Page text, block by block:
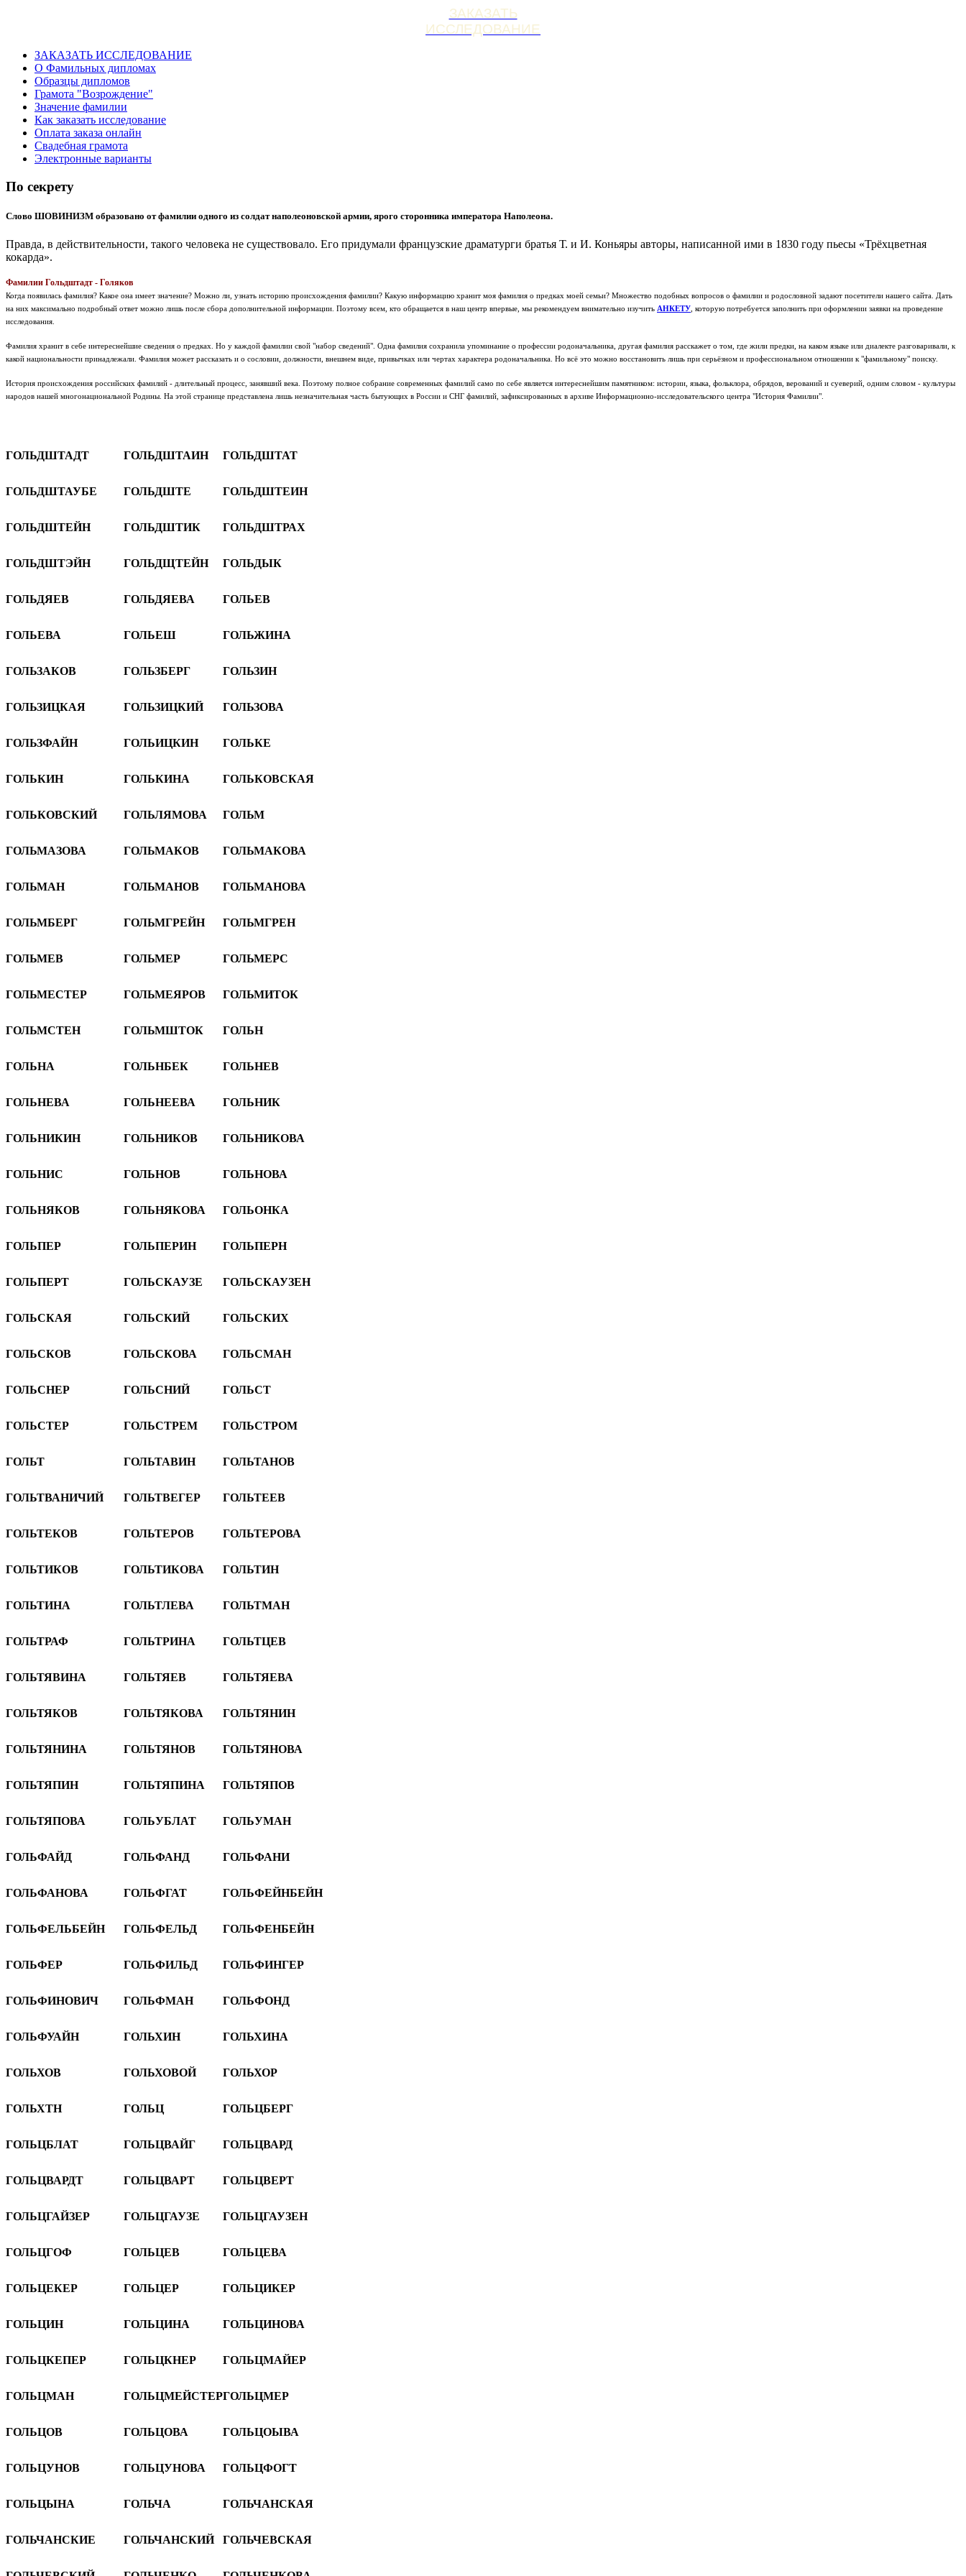
ЗАКАЗАТЬ
ИССЛЕДОВАНИЕ
ЗАКАЗАТЬ ИССЛЕДОВАНИЕ
О Фамильных дипломах
Образцы дипломов
Грамота "Возрождение"
Значение фамилии
Как заказать исследование
Оплата заказа онлайн
Свадебная грамота
Электронные варианты
По секрету
Слово ШОВИНИЗМ образовано от фамилии одного из солдат наполеоновской армии, ярого сторонника императора Наполеона.
Правда, в действительности, такого человека не существовало. Его придумали французские драматурги братья Т. и И. Коньяры авторы, написанной ими в 1830 году пьесы «Трёхцветная
кокарда».
Фамилии Гольдштадт - Голяков
Когда появилась фамилия? Какое она имеет значение? Можно ли, узнать историю происхождения фамилии? Какую информацию хранит моя фамилия о предках моей семьи? Множество подобных вопросов о фамилии и родословной задают посетители нашего сайта. Дать
на них максимально подробный ответ можно лишь после сбора дополнительной информации. Поэтому всем, кто обращается в наш центр впервые, мы рекомендуем внимательно изучить АНКЕТУ , которую потребуется заполнить при оформлении заявки на проведение
исследования.
Фамилия хранит в себе интереснейшие сведения о предках. Но у каждой фамилии свой "набор сведений". Одна фамилия сохранила упоминание о профессии родоначальника, другая фамилия расскажет о том, где жили предки, на каком языке или диалекте разговаривали, к
какой национальности принадлежали. Фамилия может рассказать и о сословии, должности, внешнем виде, привычках или чертах характера родоначальника. Но всё это можно восстановить лишь при серьёзном и профессиональном отношении к "фамильному" поиску.
История происхождения российских фамилий - длительный процесс, занявший века. Поэтому полное собрание современных фамилий само по себе является интереснейшим памятником: истории, языка, фольклора, обрядов, верований и суеверий, одним словом - культуры
народов нашей многонациональной Родины. На этой странице представлена лишь незначительная часть бытующих в России и СНГ фамилий, зафиксированных в архиве Информационно-исследовательского центра "История Фамилии".
ГОЛЬДШТАДТ ГОЛЬДШТАИН ГОЛЬДШТАТ
ГОЛЬДШТАУБЕ ГОЛЬДШТЕ ГОЛЬДШТЕИН
ГОЛЬДШТЕЙН ГОЛЬДШТИК ГОЛЬДШТРАХ
ГОЛЬДШТЭЙН ГОЛЬДЩТЕЙН ГОЛЬДЫК
ГОЛЬДЯЕВ ГОЛЬДЯЕВА ГОЛЬЕВ
ГОЛЬЕВА ГОЛЬЕШ ГОЛЬЖИНА
ГОЛЬЗАКОВ ГОЛЬЗБЕРГ ГОЛЬЗИН
ГОЛЬЗИЦКАЯ ГОЛЬЗИЦКИЙ ГОЛЬЗОВА
ГОЛЬЗФАЙН ГОЛЬИЦКИН ГОЛЬКЕ
ГОЛЬКИН ГОЛЬКИНА ГОЛЬКОВСКАЯ
ГОЛЬКОВСКИЙ ГОЛЬЛЯМОВА ГОЛЬМ
ГОЛЬМАЗОВА ГОЛЬМАКОВ ГОЛЬМАКОВА
ГОЛЬМАН ГОЛЬМАНОВ ГОЛЬМАНОВА
ГОЛЬМБЕРГ ГОЛЬМГРЕЙН ГОЛЬМГРЕН
ГОЛЬМЕВ ГОЛЬМЕР ГОЛЬМЕРС
ГОЛЬМЕСТЕР ГОЛЬМЕЯРОВ ГОЛЬМИТОК
ГОЛЬМСТЕН ГОЛЬМШТОК ГОЛЬН
ГОЛЬНА ГОЛЬНБЕК ГОЛЬНЕВ
ГОЛЬНЕВА ГОЛЬНЕЕВА ГОЛЬНИК
ГОЛЬНИКИН ГОЛЬНИКОВ ГОЛЬНИКОВА
ГОЛЬНИС ГОЛЬНОВ ГОЛЬНОВА
ГОЛЬНЯКОВ ГОЛЬНЯКОВА ГОЛЬОНКА
ГОЛЬПЕР ГОЛЬПЕРИН ГОЛЬПЕРН
ГОЛЬПЕРТ ГОЛЬСКАУЗЕ ГОЛЬСКАУЗЕН
ГОЛЬСКАЯ ГОЛЬСКИЙ ГОЛЬСКИХ
ГОЛЬСКОВ ГОЛЬСКОВА ГОЛЬСМАН
ГОЛЬСНЕР ГОЛЬСНИЙ ГОЛЬСТ
ГОЛЬСТЕР ГОЛЬСТРЕМ ГОЛЬСТРОМ
ГОЛЬТ ГОЛЬТАВИН ГОЛЬТАНОВ
ГОЛЬТВАНИЧИЙ ГОЛЬТВЕГЕР ГОЛЬТЕЕВ
ГОЛЬТЕКОВ ГОЛЬТЕРОВ ГОЛЬТЕРОВА
ГОЛЬТИКОВ ГОЛЬТИКОВА ГОЛЬТИН
ГОЛЬТИНА ГОЛЬТЛЕВА ГОЛЬТМАН
ГОЛЬТРАФ ГОЛЬТРИНА ГОЛЬТЦЕВ
ГОЛЬТЯВИНА ГОЛЬТЯЕВ ГОЛЬТЯЕВА
ГОЛЬТЯКОВ ГОЛЬТЯКОВА ГОЛЬТЯНИН
ГОЛЬТЯНИНА ГОЛЬТЯНОВ ГОЛЬТЯНОВА
ГОЛЬТЯПИН ГОЛЬТЯПИНА ГОЛЬТЯПОВ
ГОЛЬТЯПОВА ГОЛЬУБЛАТ ГОЛЬУМАН
ГОЛЬФАЙД ГОЛЬФАНД ГОЛЬФАНИ
ГОЛЬФАНОВА ГОЛЬФГАТ ГОЛЬФЕЙНБЕЙН
ГОЛЬФЕЛЬБЕЙН ГОЛЬФЕЛЬД ГОЛЬФЕНБЕЙН
ГОЛЬФЕР ГОЛЬФИЛЬД ГОЛЬФИНГЕР
ГОЛЬФИНОВИЧ ГОЛЬФМАН ГОЛЬФОНД
ГОЛЬФУАЙН ГОЛЬХИН ГОЛЬХИНА
ГОЛЬХОВ ГОЛЬХОВОЙ ГОЛЬХОР
ГОЛЬХТН ГОЛЬЦ ГОЛЬЦБЕРГ
ГОЛЬЦБЛАТ ГОЛЬЦВАЙГ ГОЛЬЦВАРД
ГОЛЬЦВАРДТ ГОЛЬЦВАРТ ГОЛЬЦВЕРТ
ГОЛЬЦГАЙЗЕР ГОЛЬЦГАУЗЕ ГОЛЬЦГАУЗЕН
ГОЛЬЦГОФ ГОЛЬЦЕВ ГОЛЬЦЕВА
ГОЛЬЦЕКЕР ГОЛЬЦЕР ГОЛЬЦИКЕР
ГОЛЬЦИН ГОЛЬЦИНА ГОЛЬЦИНОВА
ГОЛЬЦКЕПЕР ГОЛЬЦКНЕР ГОЛЬЦМАЙЕР
ГОЛЬЦМАН ГОЛЬЦМЕЙСТЕРГОЛЬЦМЕР
ГОЛЬЦОВ ГОЛЬЦОВА ГОЛЬЦОЫВА
ГОЛЬЦУНОВ ГОЛЬЦУНОВА ГОЛЬЦФОГТ
ГОЛЬЦЫНА ГОЛЬЧА ГОЛЬЧАНСКАЯ
ГОЛЬЧАНСКИЕ ГОЛЬЧАНСКИЙ ГОЛЬЧЕВСКАЯ